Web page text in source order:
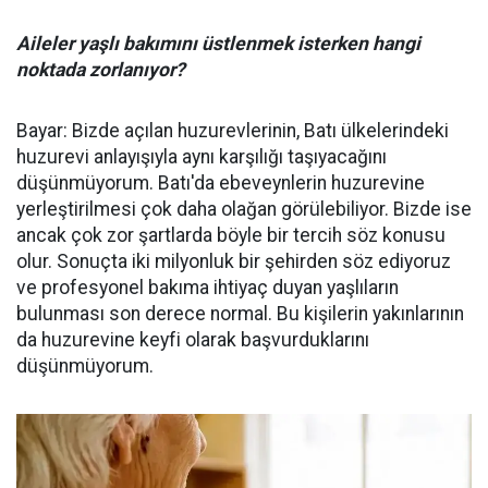
Aileler yaşlı bakımını üstlenmek isterken hangi
noktada zorlanıyor?
Bayar: Bizde açılan huzurevlerinin, Batı ülkelerindeki
huzurevi anlayışıyla aynı karşılığı taşıyacağını
düşünmüyorum. Batı'da ebeveynlerin huzurevine
yerleştirilmesi çok daha olağan görülebiliyor. Bizde ise
ancak çok zor şartlarda böyle bir tercih söz konusu
olur. Sonuçta iki milyonluk bir şehirden söz ediyoruz
ve profesyonel bakıma ihtiyaç duyan yaşlıların
bulunması son derece normal. Bu kişilerin yakınlarının
da huzurevine keyfi olarak başvurduklarını
düşünmüyorum.